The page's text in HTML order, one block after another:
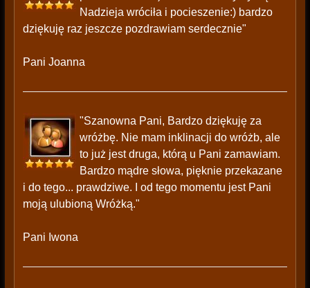
Nadzieja wróciła i pocieszenie:) bardzo
dziękuję raz jeszcze pozdrawiam serdecznie"
Pani Joanna
"Szanowna Pani, Bardzo dziękuję za
wróżbę. Nie mam inklinacji do wróżb, ale
to już jest druga, którą u Pani zamawiam.
Bardzo mądre słowa, pięknie przekazane
i do tego... prawdziwe. I od tego momentu jest Pani
moją ulubioną Wróżką."
Pani Iwona